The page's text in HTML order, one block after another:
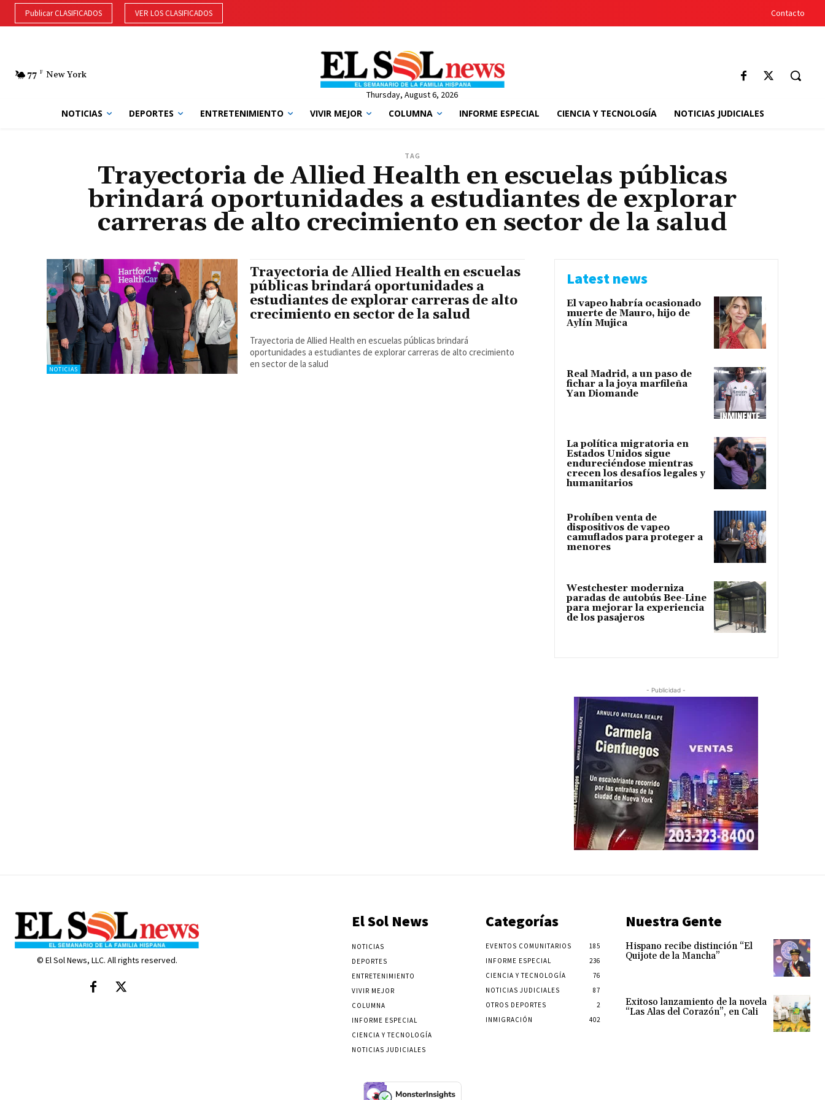
Publicar CLASIFICADOS VER LOS CLASIFICADOS Contacto
77 F New York
Thursday, August 6, 2026
NOTICIAS DEPORTES ENTRETENIMIENTO VIVIR MEJOR COLUMNA INFORME ESPECIAL CIENCIA Y TECNOLOGÍA NOTICIAS JUDICIALES
TAG
Trayectoria de Allied Health en escuelas públicas
brindará oportunidades a estudiantes de explorar
carreras de alto crecimiento en sector de la salud
NOTICIAS
Trayectoria de Allied Health en escuelas
públicas brindará oportunidades a
estudiantes de explorar carreras de alto
crecimiento en sector de la salud
Trayectoria de Allied Health en escuelas públicas brindará
oportunidades a estudiantes de explorar carreras de alto crecimiento
en sector de la salud
Latest news
El vapeo habría ocasionado
muerte de Mauro, hijo de
Aylín Mujica
Real Madrid, a un paso de
fichar a la joya marfileña
Yan Diomande
La política migratoria en
Estados Unidos sigue
endureciéndose mientras
crecen los desafíos legales y
humanitarios
Prohíben venta de
dispositivos de vapeo
camuflados para proteger a
menores
Westchester moderniza
paradas de autobús Bee-Line
para mejorar la experiencia
de los pasajeros
- Publicidad -
© El Sol News, LLC. All rights reserved.
El Sol News
NOTICIAS
DEPORTES
ENTRETENIMIENTO
VIVIR MEJOR
COLUMNA
INFORME ESPECIAL
CIENCIA Y TECNOLOGÍA
NOTICIAS JUDICIALES
Categorías
EVENTOS COMUNITARIOS
185
INFORME ESPECIAL
236
CIENCIA Y TECNOLOGÍA
76
NOTICIAS JUDICIALES
87
OTROS DEPORTES
2
INMIGRACIÓN
402
Nuestra Gente
Hispano recibe distinción “El
Quijote de la Mancha”
Exitoso lanzamiento de la novela
“Las Alas del Corazón”, en Cali